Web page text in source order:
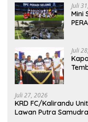
Juli
Mini
Juli
Juli 27, 2026
KRD FC/Kalirandu
Lawan Putra